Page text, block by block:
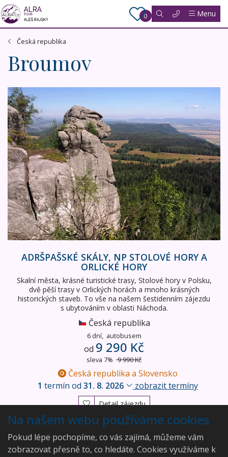
0 Menu
Česká republika
Broumov
Adršpašské skály, NP Stolové hory a Orlické hory
ADRŠPAŠSKÉ SKÁLY, NP STOLOVÉ HORY A
ORLICKÉ HORY
Skalní města, krásné turistické trasy, Stolové hory v Polsku,
dvě pěší trasy v Orlických horách a mnoho krásných
historických staveb. To vše na našem šestidenním zájezdu
s ubytováním v oblasti Náchoda.
Česká republika
6 dní, autobusem
od 9 290 Kč
sleva 7% 9 990 Kč
Česká republika a Slovensko
1 termín od 31. 8. 2026 zobrazit termíny
Detail zájezdu
Na našem webu používáme cookies
Pokud lépe pochopíme, co vás zajímá, můžeme vám
zobrazovat přesně to, co hledáte. Cookies využíváme k